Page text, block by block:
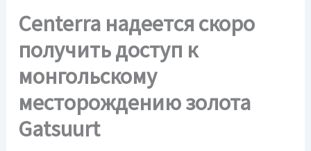
Centerra надеется скоро
получить доступ к
монгольскому
месторождению золота
Gatsuurt